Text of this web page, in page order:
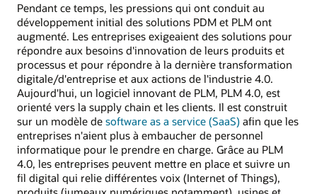
Pendant ce temps, les pressions qui ont conduit au
développement initial des solutions PDM et PLM ont
augmenté. Les entreprises exigeaient des solutions pour
répondre aux besoins d'innovation de leurs produits et
processus et pour répondre à la dernière transformation
digitale/d'entreprise et aux actions de l'industrie 4.0.
Aujourd'hui, un logiciel innovant de PLM, PLM 4.0, est
orienté vers la supply chain et les clients. Il est construit
sur un modèle de software as a service (SaaS) afin que les
entreprises n'aient plus à embaucher de personnel
informatique pour le prendre en charge. Grâce au PLM
4.0, les entreprises peuvent mettre en place et suivre un
fil digital qui relie différentes voix (Internet of Things),